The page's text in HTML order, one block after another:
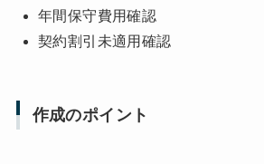
年間保守費用確認
契約割引未適用確認
作成のポイント